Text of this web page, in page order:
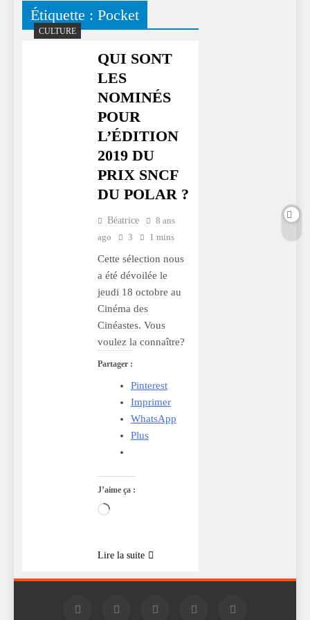
Étiquette : Pocket
CULTURE
QUI SONT
LES
NOMINÉS
POUR
L’ÉDITION
2019 DU
PRIX SNCF
DU POLAR ?
Béatrice
8 ans
ago
3 1 mins
Cette sélection nous
a été dévoilée le
jeudi 18 octobre au
Cinéma des
Cinéastes. Vous
voulez la connaître?
Partager :
Pinterest
Imprimer
WhatsApp
Plus
J’aime ça :
Chargement…
Lire la suite